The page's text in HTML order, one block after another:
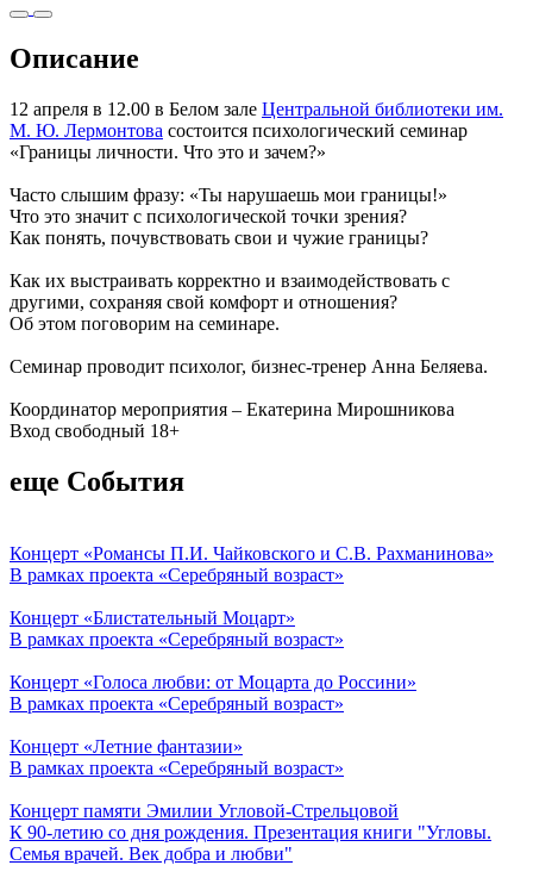
Описание
12 апреля в 12.00 в Белом зале Центральной библиотеки им.
М. Ю. Лермонтова состоится психологический семинар
«Границы личности. Что это и зачем?»
Часто слышим фразу: «Ты нарушаешь мои границы!»
Что это значит с психологической точки зрения?
Как понять, почувствовать свои и чужие границы?
Как их выстраивать корректно и взаимодействовать с
другими, сохраняя свой комфорт и отношения?
Об этом поговорим на семинаре.
Семинар проводит психолог, бизнес-тренер Анна Беляева.
Координатор мероприятия – Екатерина Мирошникова
Вход свободный 18+
еще События
Концерт «Романсы П.И. Чайковского и С.В. Рахманинова»
В рамках проекта «Серебряный возраст»
Концерт «Блистательный Моцарт»
В рамках проекта «Серебряный возраст»
Концерт «Голоса любви: от Моцарта до Россини»
В рамках проекта «Серебряный возраст»
Концерт «Летние фантазии»
В рамках проекта «Серебряный возраст»
Концерт памяти Эмилии Угловой-Стрельцовой
К 90-летию со дня рождения. Презентация книги "Угловы.
Семья врачей. Век добра и любви"